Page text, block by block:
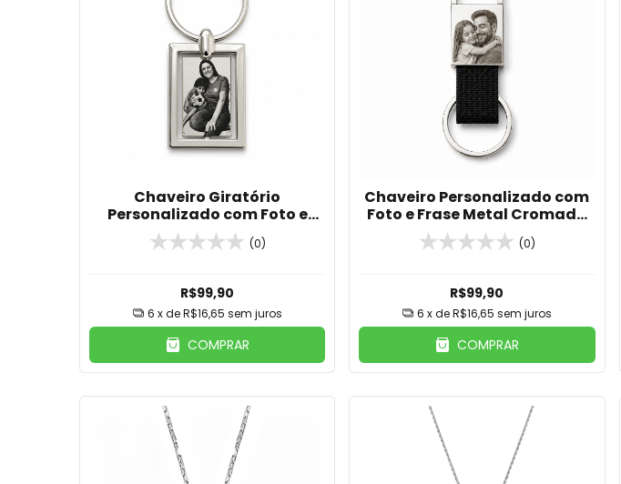
Chaveiro Giratório
Personalizado com Foto e
Frase Metal Prateado
(0)
R$99,90
6 x deR$16,65 sem juros
COMPRAR
Chaveiro Personalizado com
Foto e Frase Metal Cromado
com Alça Preta
(0)
R$99,90
6 x deR$16,65 sem juros
COMPRAR